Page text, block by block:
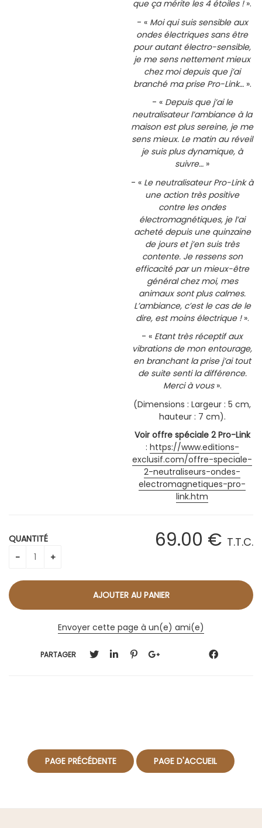
que ça mérite les 4 étoiles !».
- « Moi qui suis sensible aux
ondes électriques sans être
pour autant électro-sensible,
je me sens nettement mieux
chez moi depuis que j’ai
branché ma prise Pro-Link…».
- « Depuis que j’ai le
neutralisateur l’ambiance à la
maison est plus sereine, je me
sens mieux. Le matin au réveil
je suis plus dynamique, à
suivre… »
- « Le neutralisateur Pro-Link à
une action très positive
contre les ondes
électromagnétiques, je l’ai
acheté depuis une quinzaine
de jours et j’en suis très
contente. Je ressens son
efficacité par un mieux-être
général chez moi, mes
animaux sont plus calmes.
L’ambiance, c’est le cas de le
dire, est moins électrique !».
- « Etant très réceptif aux
vibrations de mon entourage,
en branchant la prise j’ai tout
de suite senti la différence.
Merci à vous ».
(Dimensions : Largeur : 5 cm,
hauteur : 7 cm).
Voir offre spéciale 2 Pro-Link
: https://www.editions-
exclusif.com/offre-speciale-
2-neutraliseurs-ondes-
electromagnetiques-pro-
link.htm
69.00 € T.T.C.
QUANTITÉ
Envoyer cette page à un(e) ami(e)
PARTAGER